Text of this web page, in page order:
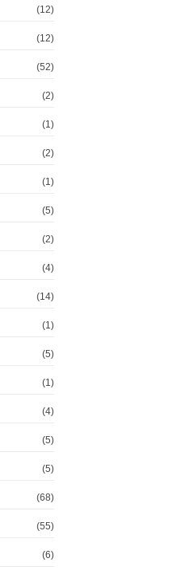
(12)
(12)
(52)
(2)
(1)
(2)
(1)
(5)
(2)
(4)
(14)
(1)
(5)
(1)
(4)
(5)
(5)
(68)
(55)
(6)